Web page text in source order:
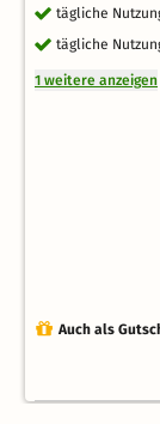
tägliche
tägliche
1 weitere anzeigen
Auch als